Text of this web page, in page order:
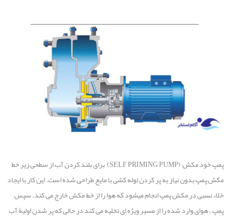
پمپ خود مکش (SELF PRIMING PUMP) برای بلند کردن آب از سطحی زیر خط
مکش پمپ بدون نیاز به پر کردن لوله کشی با مایع طراحی شده است. این کار با ایجاد
خلاء نسبی در مکش پمپ انجام میشود که هوا را از خط مکش خارج می کند. سپس
پمپ ، هوای وارد شده را از مسیر ویژه ای تخلیه می کند در حالی که پر شدن اولیۀ آب